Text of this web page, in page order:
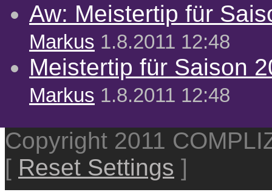
Aw: Meistertip für
Markus 1.8.2011 12:48
Meistertip für Saison
Markus 1.8.2011 12:48
Copyright 2011
[ Reset Settings ]